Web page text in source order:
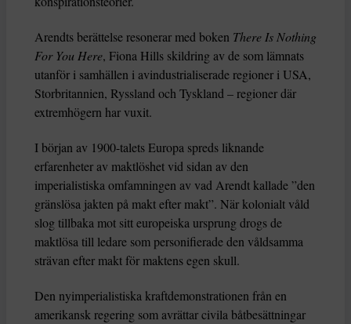
Arendts berättelse resonerar med boken There Is Nothing
For You Here, Fiona Hills skildring av de som lämnats
utanför i samhällen i avindustrialiserade regioner i USA,
Storbritannien, Ryssland och Tyskland – regioner där
extremhögern har vuxit.
I början av 1900-talets Europa spreds liknande
erfarenheter av maktlöshet vid sidan av den
imperialistiska omfamningen av vad Arendt kallade ”den
gränslösa jakten på makt efter makt”. När kolonialt våld
slog tillbaka mot sitt europeiska ursprung drogs de
maktlösa till ledare som personifierade den våldsamma
strävan efter makt för maktens egen skull.
Den nyimperialistiska kraftdemonstrationen från en
amerikansk regering som avrättar civila båtbesättningar